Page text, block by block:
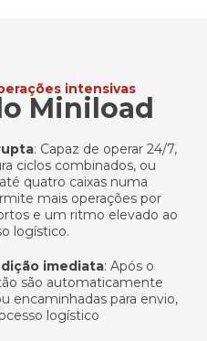
intensivas
Miniload
: Capaz de operar 24/7,
ciclos combinados, ou
quatro caixas numa
mais operações por
e um ritmo elevado ao
logístico.
imediata: Após o
são automaticamente
encaminhadas para envio,
logístico